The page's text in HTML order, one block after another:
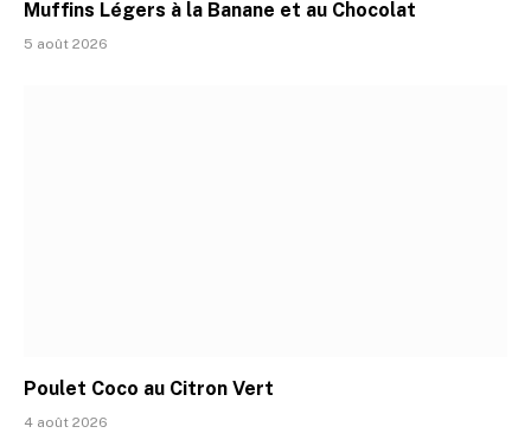
Muffins Légers à la Banane et au Chocolat
5 août 2026
Poulet Coco au Citron Vert
4 août 2026